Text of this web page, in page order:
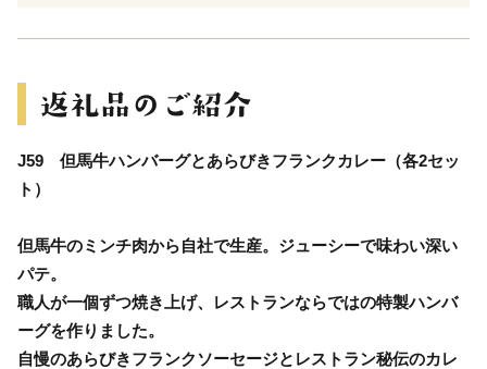
J59 但馬牛ハンバーグとあらびきフランクカレー（各2セッ
ト）
但馬牛のミンチ肉から自社で生産。ジューシーで味わい深い
パテ。
職人が一個ずつ焼き上げ、レストランならではの特製ハンバ
ーグを作りました。
自慢のあらびきフランクソーセージとレストラン秘伝のカレ